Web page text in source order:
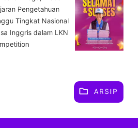
Pengetahuan
Tingkat Nasional
Inggris dalam LKN
ARSIP